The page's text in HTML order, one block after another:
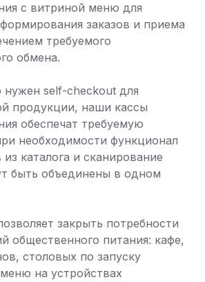
с витриной меню для
заказов и приема
требуемого
обмена.
нужен self-checkout для
продукции, наши кассы
обеспечат требуемую
необходимости функционал
каталога и сканирование
быть объединены в одном
закрыть потребности
общественного питания: кафе,
столовых по запуску
на устройствах